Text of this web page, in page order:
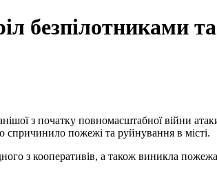
безпілотниками
з початку повномасштабної війни
спричинило пожежі та руйнування в місті.
з кооперативів, а також виникла